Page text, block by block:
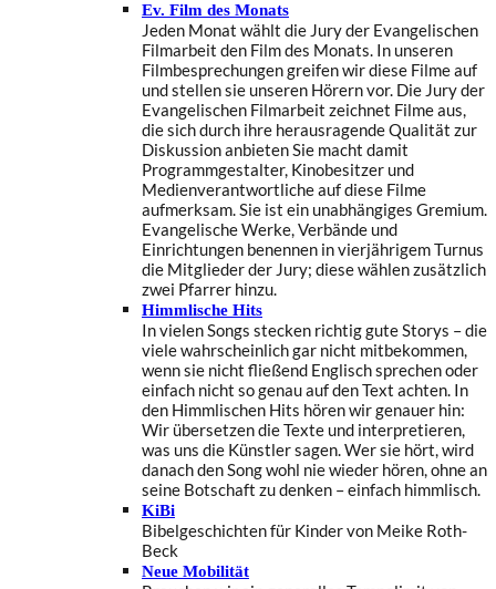
Ev. Film des Monats
Jeden Monat wählt die Jury der Evangelischen
Filmarbeit den Film des Monats. In unseren
Filmbesprechungen greifen wir diese Filme auf
und stellen sie unseren Hörern vor. Die Jury der
Evangelischen Filmarbeit zeichnet Filme aus,
die sich durch ihre herausragende Qualität zur
Diskussion anbieten Sie macht damit
Programmgestalter, Kinobesitzer und
Medienverantwortliche auf diese Filme
aufmerksam. Sie ist ein unabhängiges Gremium.
Evangelische Werke, Verbände und
Einrichtungen benennen in vierjährigem Turnus
die Mitglieder der Jury; diese wählen zusätzlich
zwei Pfarrer hinzu.
Himmlische Hits
In vielen Songs stecken richtig gute Storys – die
viele wahrscheinlich gar nicht mitbekommen,
wenn sie nicht fließend Englisch sprechen oder
einfach nicht so genau auf den Text achten. In
den Himmlischen Hits hören wir genauer hin:
Wir übersetzen die Texte und interpretieren,
was uns die Künstler sagen. Wer sie hört, wird
danach den Song wohl nie wieder hören, ohne an
seine Botschaft zu denken – einfach himmlisch.
KiBi
Bibelgeschichten für Kinder von Meike Roth-
Beck
Neue Mobilität